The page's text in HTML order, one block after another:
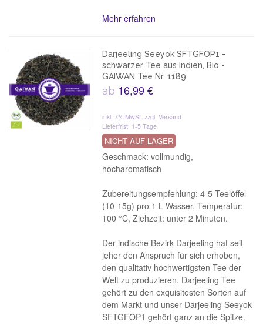
Mehr erfahren
Darjeeling Seeyok SFTGFOP1 -
schwarzer Tee aus Indien, Bio -
GAIWAN Tee Nr. 1189
ab 16,99 €
inkl. 7% MwSt.zzgl. Versand
Lieferfrist: 1-5 Tage
NICHT AUF LAGER
Geschmack: vollmundig,
hocharomatisch
Zubereitungsempfehlung: 4-5 Teelöffel
(10-15g) pro 1 L Wasser, Temperatur:
100 °C, Ziehzeit: unter 2 Minuten.
Der indische Bezirk Darjeeling hat seit
jeher den Anspruch für sich erhoben,
den qualitativ hochwertigsten Tee der
Welt zu produzieren. Darjeeling Tee
gehört zu den exquisitesten Sorten auf
dem Markt und unser Darjeeling Seeyok
SFTGFOP1 gehört ganz an die Spitze.